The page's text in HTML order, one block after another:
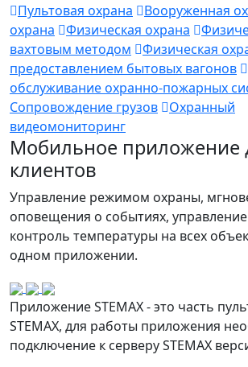
Пультовая охрана Вооруженная
охрана
Физическая охрана
вахтовым методом
Физическая
предоставлением бытовых вагонов
обслуживание охранно-пожарных
Сопровождение грузов
Охранный
видеомониторинг
Мобильное приложение
клиентов
Управление режимом охраны,
оповещения о событиях,
контроль температуры на всех
одном приложении.
Приложение STEMAX - это часть
STEMAX, для работы приложения
подключение к серверу STEMAX